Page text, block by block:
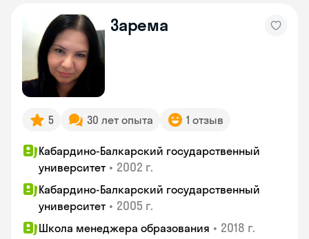
Зарема
5 30 лет опыта 1 отзыв
Кабардино-Балкарский государственный
университет • 2002 г.
Кабардино-Балкарский государственный
университет • 2005 г.
Школа менеджера образования • 2018 г.